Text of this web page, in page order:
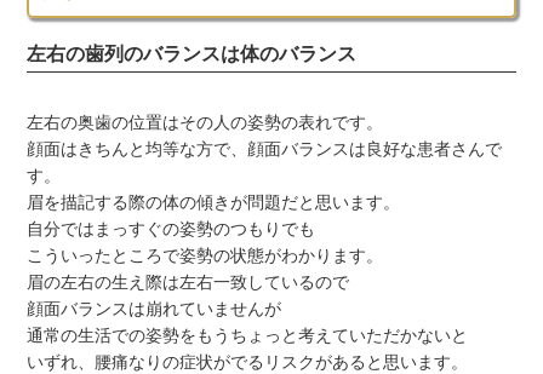
左右の歯列のバランスは体のバランス
左右の奥歯の位置はその人の姿勢の表れです。
顔面はきちんと均等な方で、顔面バランスは良好な患者さんで
す。
眉を描記する際の体の傾きが問題だと思います。
自分ではまっすぐの姿勢のつもりでも
こういったところで姿勢の状態がわかります。
眉の左右の生え際は左右一致しているので
顔面バランスは崩れていませんが
通常の生活での姿勢をもうちょっと考えていただかないと
いずれ、腰痛なりの症状がでるリスクがあると思います。